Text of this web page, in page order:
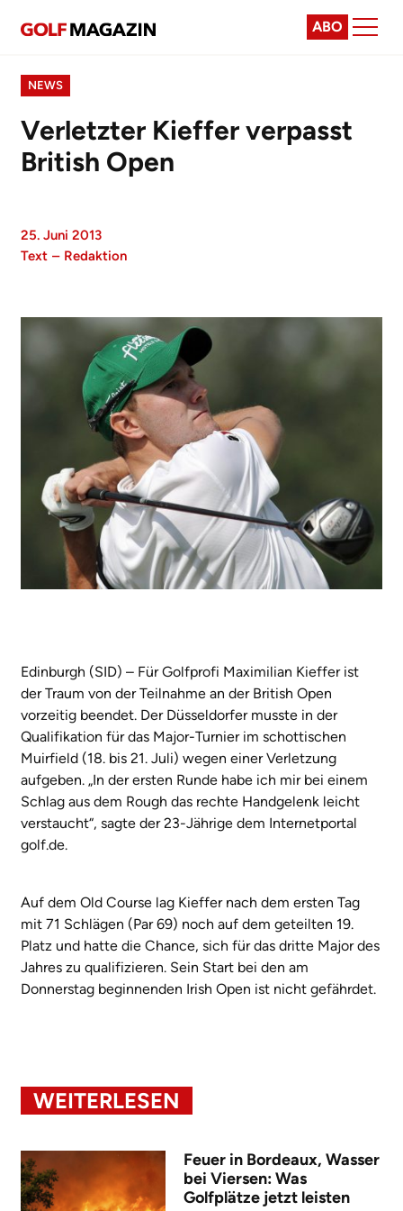
ABO
NEWS
Verletzter Kieffer verpasst
British Open
25. Juni 2013
Text – Redaktion
Edinburgh (SID) – Für Golfprofi Maximilian Kieffer ist
der Traum von der Teilnahme an der British Open
vorzeitig beendet. Der Düsseldorfer musste in der
Qualifikation für das Major-Turnier im schottischen
Muirfield (18. bis 21. Juli) wegen einer Verletzung
aufgeben. „In der ersten Runde habe ich mir bei einem
Schlag aus dem Rough das rechte Handgelenk leicht
verstaucht“, sagte der 23-Jährige dem Internetportal
golf.de.
Auf dem Old Course lag Kieffer nach dem ersten Tag
mit 71 Schlägen (Par 69) noch auf dem geteilten 19.
Platz und hatte die Chance, sich für das dritte Major des
Jahres zu qualifizieren. Sein Start bei den am
Donnerstag beginnenden Irish Open ist nicht gefährdet.
WEITERLESEN
Feuer in Bordeaux, Wasser
bei Viersen: Was
Golfplätze jetzt leisten